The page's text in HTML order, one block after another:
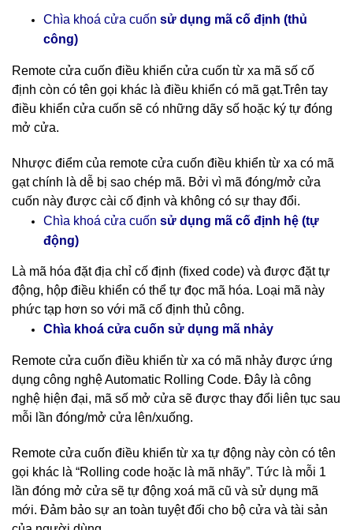
Chìa khoá cửa cuốn sử dụng mã cố định (thủ
công)
Remote cửa cuốn điều khiển cửa cuốn từ xa mã số cố
định còn có tên gọi khác là điều khiển có mã gạt.Trên tay
điều khiển cửa cuốn sẽ có những dãy số hoặc ký tự đóng
mở cửa.
Nhược điểm của remote cửa cuốn điều khiển từ xa có mã
gạt chính là dễ bị sao chép mã. Bởi vì mã đóng/mở cửa
cuốn này được cài cố định và không có sự thay đổi.
Chìa khoá cửa cuốn sử dụng mã cố định hệ (tự
động)
Là mã hóa đặt địa chỉ cố định (fixed code) và được đặt tự
động, hộp điều khiển có thể tự đọc mã hóa. Loại mã này
phức tạp hơn so với mã cố định thủ công.
Chìa khoá cửa cuốn sử dụng mã nhảy
Remote cửa cuốn điều khiển từ xa có mã nhảy được ứng
dụng công nghệ Automatic Rolling Code. Đây là công
nghệ hiện đại, mã số mở cửa sẽ được thay đổi liên tục sau
mỗi lần đóng/mở cửa lên/xuống.
Remote cửa cuốn điều khiển từ xa tự động này còn có tên
gọi khác là “Rolling code hoặc là mã nhãy”. Tức là mỗi 1
lần đóng mở cửa sẽ tự động xoá mã cũ và sử dụng mã
mới. Đảm bảo sự an toàn tuyệt đối cho bộ cửa và tài sản